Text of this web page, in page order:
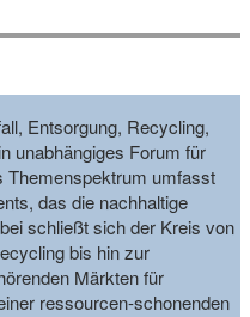
Entsorgung, Recycling,
unabhängiges Forum für
Themenspektrum umfasst
das die nachhaltige
schließt sich der Kreis von
bis hin zur
Märkten für
ressourcen-schonenden